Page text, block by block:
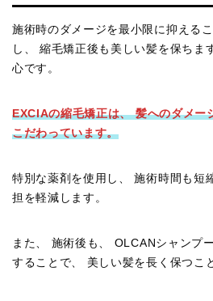
施術時のダメージを最小限に抑える
し、 縮毛矯正後も美しい髪を保ちま
心です。
EXCIAの縮毛矯正は、 髪へのダメー
こだわっています。
特別な薬剤を使用し、 施術時間も短
担を軽減します。
また、 施術後も、 OLCANシャンプ
することで、 美しい髪を長く保つこ